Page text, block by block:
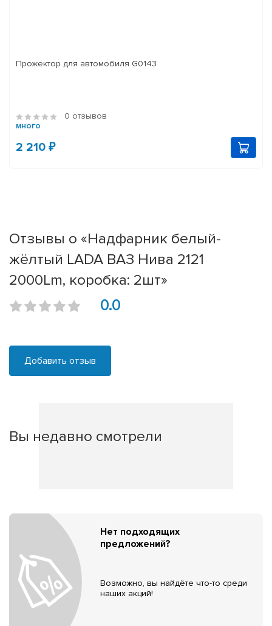
Прожектор для автомобиля G0143
0 отзывов
много
2 210 ₽
Отзывы о «Надфарник белый-
жёлтый LADA ВАЗ Нива 2121
2000Lm, коробка: 2шт»
0.0
Добавить отзыв
Вы недавно смотрели
Нет подходящих
предложений?
Возможно, вы найдёте что-то среди
наших акций!